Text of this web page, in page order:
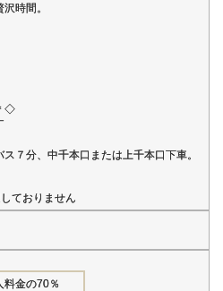
時間。
◇
７分、中千本口または上千本口下車。
ておりません
料金の70％